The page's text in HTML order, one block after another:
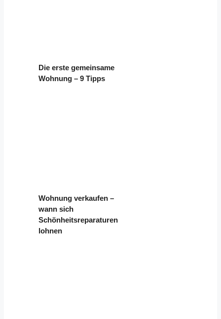
Die erste gemeinsame
Wohnung – 9 Tipps
Wohnung verkaufen –
wann sich
Schönheitsreparaturen
lohnen